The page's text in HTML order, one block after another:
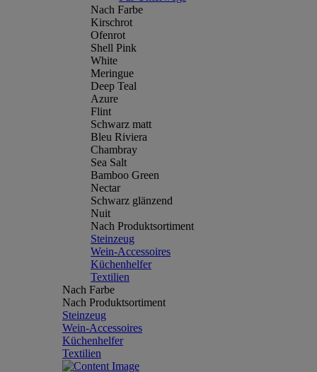
Nach Farbe
Kirschrot
Ofenrot
Shell Pink
White
Meringue
Deep Teal
Azure
Flint
Schwarz matt
Bleu Riviera
Chambray
Sea Salt
Bamboo Green
Nectar
Schwarz glänzend
Nuit
Nach Produktsortiment
Steinzeug
Wein-Accessoires
Küchenhelfer
Textilien
Nach Farbe
Nach Produktsortiment
Steinzeug
Wein-Accessoires
Küchenhelfer
Textilien